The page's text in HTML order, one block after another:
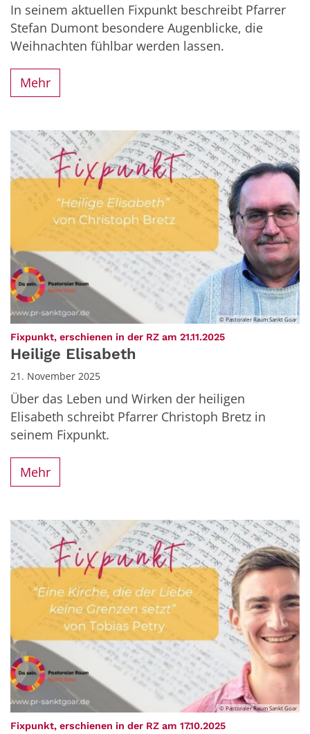
In seinem aktuellen Fixpunkt beschreibt Pfarrer
Stefan Dumont besondere Augenblicke, die
Weihnachten fühlbar werden lassen.
Mehr
© Pastoraler Raum Sankt Goar
Fixpunkt, erschienen in der RZ am 21.11.2025:
Heilige Elisabeth
21. November 2025
Über das Leben und Wirken der heiligen
Elisabeth schreibt Pfarrer Christoph Bretz in
seinem Fixpunkt.
Mehr
© Pastoraler Raum Sankt Goar
Fixpunkt, erschienen in der RZ am 17.10.2025: